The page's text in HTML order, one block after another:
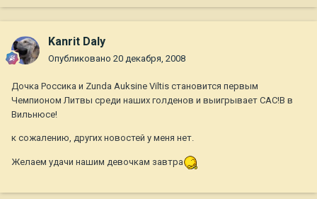
Kanrit Daly
Опубликовано 20 декабря, 2008
Дочка Россика и Zunda Auksine Viltis становится первым
Чемпионом Литвы среди наших голденов и выигрывает САС!В в
Вильнюсе!
к сожалению, других новостей у меня нет.
Желаем удачи нашим девочкам завтра